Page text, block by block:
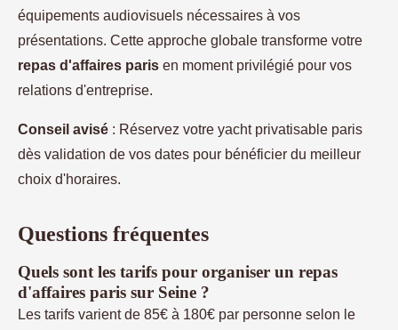
équipements audiovisuels nécessaires à vos
présentations. Cette approche globale transforme votre
repas d'affaires paris en moment privilégié pour vos
relations d'entreprise.
Conseil avisé : Réservez votre yacht privatisable paris
dès validation de vos dates pour bénéficier du meilleur
choix d'horaires.
Questions fréquentes
Quels sont les tarifs pour organiser un repas
d'affaires paris sur Seine ?
Les tarifs varient de 85€ à 180€ par personne selon le